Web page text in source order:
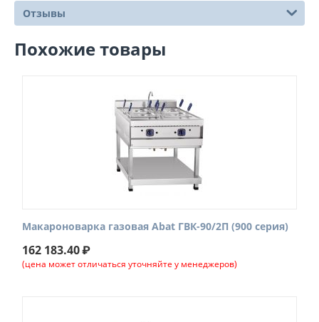
Отзывы
Похожие товары
Макароноварка газовая Abat ГВК-90/2П (900 серия)
162 183.40₽
(цена может отличаться уточняйте у менеджеров)